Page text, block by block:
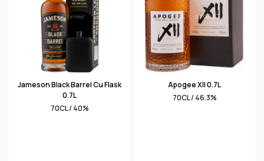
Jameson Black Barrel Cu Flask
0.7L
70CL / 40%
Apogee XII 0.7L
70CL / 46.3%